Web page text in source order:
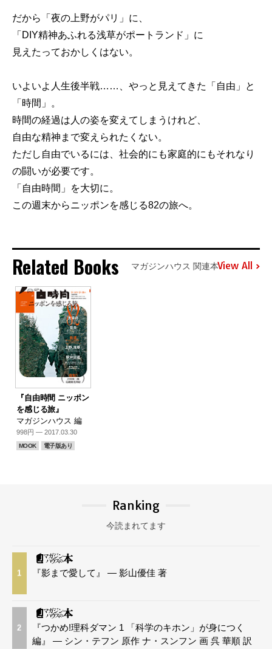
だから「夜の上野がパリ」に、
「DIY精神あふれる浅草がポートランド」に
見えたっておかしくはない。
いよいよ人生後半戦……、やっと見えてきた「自由」と
「時間」。
時間の経過は人の姿を変えてしまうけれど、
自由な精神まで変えられたくない。
ただし自由でいるには、社会的にも家庭的にもそれなり
の闘いが必要です。
「自由時間」を大切に。
この週末からニッポンを感じる82の旅へ。
Related Books マガジンハウス 関連本View All
『自由時間 ニッポン
を感じる旅』
マガジンハウス 編
998円 — 2017.03.30
MOOK 電子版あり
Ranking
今読まれてます
1 『影まで愛して』 — 影山優佳 著
2
『つかめ!理科ダマン 1 「科学のキホン」が身につく
編』 — シン・テフン 原作 ナ・スンフン 画 呉 華順 訳